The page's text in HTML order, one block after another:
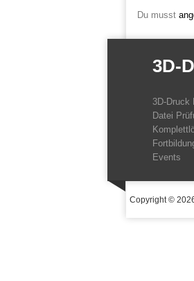
Du musst
3D-
3D-Druck
Datei
Events
Copyright ©